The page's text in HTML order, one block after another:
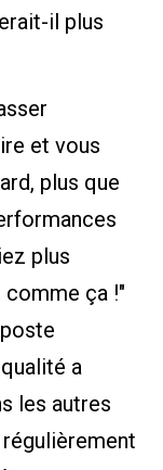
il plus
et vous
plus que
plus
ça !"
a
les autres